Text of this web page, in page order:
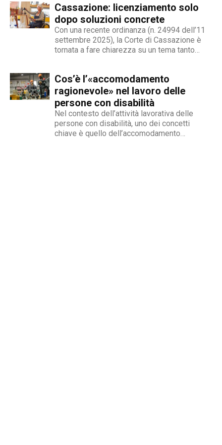
redattore del nostro magazine online.
un’opzione commerciale né un dato di di fatto,
ma...
Cassazione: licenziamento solo
dopo soluzioni concrete
Con una recente ordinanza (n. 24994 dell’11
settembre 2025), la Corte di Cassazione è
tornata a fare chiarezza su un tema tanto
che, a causa di una sopraggiunta disabilità,
non è più...
Cos’è l’«accomodamento
ragionevole» nel lavoro delle
persone con disabilità
Nel contesto dell’attività lavorativa delle
persone con disabilità, uno dei concetti
chiave è quello dell’accomodamento